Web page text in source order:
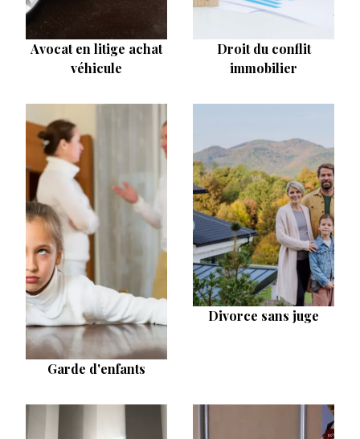
Avocat en litige achat
véhicule
Droit du conflit
immobilier
Garde d'enfants
Divorce sans juge